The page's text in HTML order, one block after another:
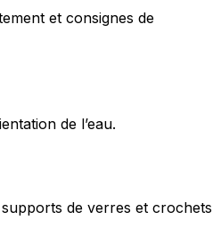
et consignes de
de l’eau.
de verres et crochets